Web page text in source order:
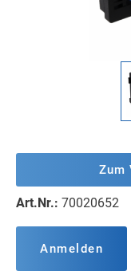
Zum
Art.Nr.: 70020652
Anmelden